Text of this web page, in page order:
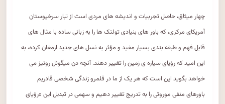
چهار میثاق، حاصل تجربیات و اندیشه های مردی است از تبار سرخپوستان
آمریکای مرکزی، که باور های بنیادی تولتک ها را به زبانی ساده با مثال های
قابل فهم و طبقه بندی بسیار مفید و مؤثر به نسل های جدید ارمغان کرده، به
این امید که رؤیای سیاره ی زمین را تغییر دهند. آنچه دن میگوئل روئیز می
خواهد بگوید این است که هر یک از ما در قلمرو زندگی شخصی قادریم
باورهای منفی موروثی را به تدریج تغییر دهیم و سهمی در تبدیل این «رؤیای